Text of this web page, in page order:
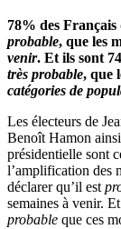
78% des Français
probable, que les
venir. Et ils sont
très probable, que
catégories de
Les électeurs de
Benoît Hamon
présidentielle sont
l’amplification des
déclarer qu’il est
semaines à venir.
probable que ces